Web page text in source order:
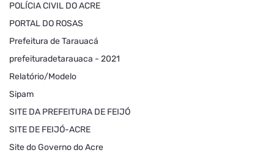
POLÍCIA CIVIL DO ACRE
PORTAL DO ROSAS
Prefeitura de Tarauacá
prefeituradetarauaca - 2021
Relatório/Modelo
Sipam
SITE DA PREFEITURA DE FEIJÓ
SITE DE FEIJÓ-ACRE
Site do Governo do Acre